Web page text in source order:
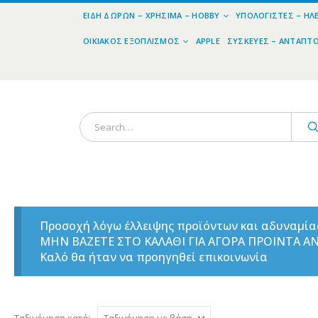
ΕΊΔΗ ΔΏΡΩΝ – ΧΡΉΣΙΜΑ – HOBBY ΥΠΟΛΟΓΙΣΤΈΣ –
ΟΙΚΙΑΚΌΣ ΕΞΟΠΛΙΣΜΌΣ APPLE ΣΥΣΚΕΥΈΣ –
Προσοχή λόγω έλλειψης προϊόντων και
ΜΗΝ ΒΑΖΕΤΕ ΣΤΟ ΚΑΛΑΘΙ ΓΙΑ ΑΓΟΡΑ ΠΡΟΙΝΤΑ
Καλό θα ήταν να προηγηθεί επικοινωνία